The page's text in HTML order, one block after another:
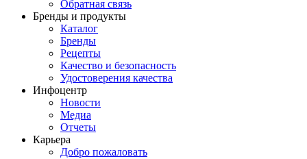
Обратная связь
Бренды и продукты
Каталог
Бренды
Рецепты
Качество и безопасность
Удостоверения качества
Инфоцентр
Новости
Медиа
Отчеты
Карьера
Добро пожаловать